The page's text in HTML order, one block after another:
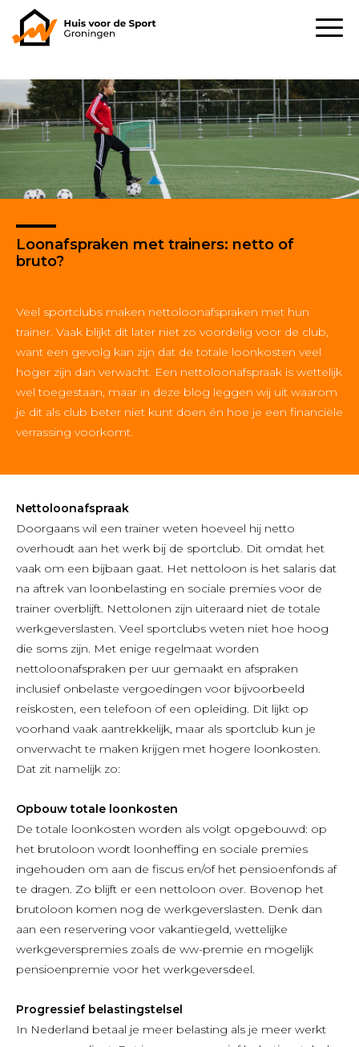
Loonafspraken met trainers: netto of
bruto?
Veel sportclubs maken nettoloonafspraken met hun
trainer. Vaak blijkt dit later niet zo voordelig voor de club,
want een gevolg kan zijn dat de totale loonkosten veel
hoger zijn dan verwacht. Een nettoloonafspraak is wettelijk
wel toegestaan, maar in deze blog leggen wij uit waarom
je dit als club beter niet kunt doen én hoe je een financiële
verrassing voorkomt.
Nettoloonafspraak
Doorgaans wil een trainer weten hoeveel hij netto
overhoudt aan het werk bij de sportclub. Dit omdat het
vaak om een bijbaan gaat. Het nettoloon is het salaris dat
na aftrek van loonbelasting en sociale premies voor de
trainer overblijft. Nettolonen zijn uiteraard niet de totale
werkgeverslasten. Veel sportclubs weten niet hoe hoog
die soms zijn. Met enige regelmaat worden
nettoloonafspraken per uur gemaakt en afspraken
inclusief onbelaste vergoedingen voor bijvoorbeeld
reiskosten, een telefoon of een opleiding. Dit lijkt op
voorhand vaak aantrekkelijk, maar als sportclub kun je
onverwacht te maken krijgen met hogere loonkosten.
Dat zit namelijk zo:
Opbouw totale loonkosten
De totale loonkosten worden als volgt opgebouwd: op
het brutoloon wordt loonheffing en sociale premies
ingehouden om aan de fiscus en/of het pensioenfonds af
te dragen. Zo blijft er een nettoloon over. Bovenop het
brutoloon komen nog de werkgeverslasten. Denk dan
aan een reservering voor vakantiegeld, wettelijke
werkgeverspremies zoals de ww-premie en mogelijk
pensioenpremie voor het werkgeversdeel.
Progressief belastingstelsel
In Nederland betaal je meer belasting als je meer werkt